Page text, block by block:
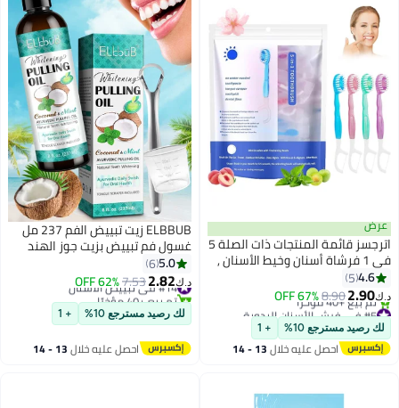
عرض
اترجسز قائمة المنتجات ذات الصلة 5
في 1 فرشاة أسنان وخيط الأسنان ,
26pcs فرشاة أسنان صغيرة مع
معجون الأسنان , كل في واحد
فرشاة صغيرة , معجون الأسنان
وخيط الأسنان , مجموعة فرشاة
الأسنان السفر القابلة للتصرف
4.6
5
د.ك‏2.90
8.90
67% OFF
#5 في فرش الأسنان اليدوية
أقل سعر في السنة
تم بيع +40 مؤخرًا
#5 في فرش الأسنان اليدوية
لك رصيد مسترجع 10% + 1
احصل عليه خلال 13 - 14
ELBBUB زيت تبييض الفم 237 مل
غسول فم تبييض بزيت جوز الهند
وزيت النعناع لتبييض الأسنان مع
مكشطة اللسان والزيوت الأساسية
الطبيعية
5.0
6
د.ك‏2.82
7.53
62% OFF #14 في تبييض الأسنان
تم بيع +40 مؤخرًا
#14 في تبييض الأسنان
لك رصيد مسترجع 10% + 1
احصل عليه خلال 13 - 14